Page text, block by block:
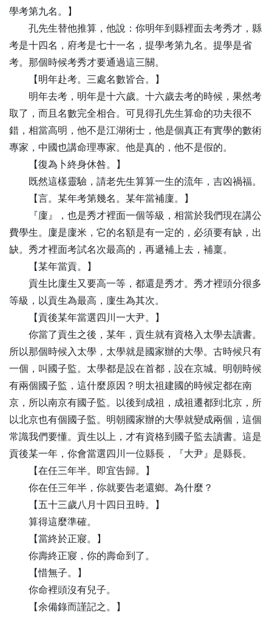
學考第九名。】
孔先生替他推算，他說：你明年到縣裡面去考秀才，縣
考是十四名，府考是七十一名，提學考第九名。提學是省
考。那個時候考秀才要通過這三關。
【 明年赴考。三處名數皆合。】
明年去考，明年是十六歲。十六歲去考的時候，果然考
取了，而且名數完全相合。可見得孔先生算命的功夫很不
錯，相當高明，他不是江湖術士，他是個真正有實學的數術
專家，中國也講命理專家。他是真的，他不是假的。
【復為卜終身休咎。】
既然這樣靈驗，請老先生算算一生的流年，吉凶禍福。
【言。某年考第幾名。某年當補廩。】
『廩』，也是秀才裡面一個等級，相當於我們現在講公
費學生。廩是廩米，它的名額是有一定的，必須要有缺，出
缺。秀才裡面考試名次最高的，再遞補上去，補稟。
【某年當貢。】
貢生比廩生又要高一等，都還是秀才。秀才裡頭分很多
等級，以貢生為最高，廩生為其次。
【貢後某年當選四川一大尹。】
你當了貢生之後，某年，貢生就有資格入太學去讀書。
所以那個時候入太學，太學就是國家辦的大學。古時候只有
一個，叫國子監。太學都是設在首都，設在京城。明朝時候
有兩個國子監，這什麼原因？明太祖建國的時候定都在南
京，所以南京有國子監。以後到成祖，成祖遷都到北京，所
以北京也有個國子監。明朝國家辦的大學就變成兩個，這個
常識我們要懂。貢生以上，才有資格到國子監去讀書。這是
貢後某一年，你會當選四川一位縣長，『大尹』是縣長。
【在任三年半。即宜告歸。】
你在任三年半，你就要告老還鄉。為什麼？
【 五十三歲八月十四日丑時。】
算得這麼準確。
【當終於正寢。】
你壽終正寢，你的壽命到了。
【惜無子。】
你命裡頭沒有兒子。
【余備錄而謹記之。】